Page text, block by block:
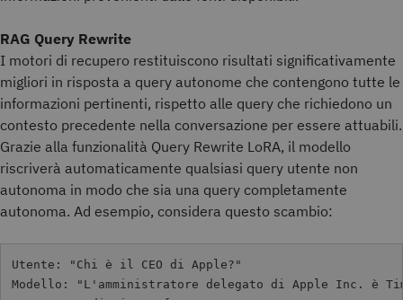
RAG Query Rewrite
I motori di recupero restituiscono risultati significativamente
migliori in risposta a query autonome che contengono tutte le
informazioni pertinenti, rispetto alle query che richiedono un
contesto precedente nella conversazione per essere attuabili.
Grazie alla funzionalità Query Rewrite LoRA, il modello
riscriverà automaticamente qualsiasi query utente non
autonoma in modo che sia una query completamente
autonoma. Ad esempio, considera questo scambio:
Utente: "Chi è il CEO di Apple?"
Modello: "L'amministratore delegato di Apple Inc. è